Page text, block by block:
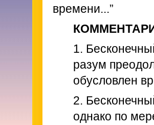
времени...”
1.
разум
обусловлен
2.
однако по